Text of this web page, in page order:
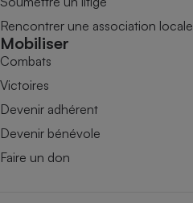
Rencontrer une association locale
Mobiliser
Combats
Victoires
Devenir adhérent
Devenir bénévole
Faire un don